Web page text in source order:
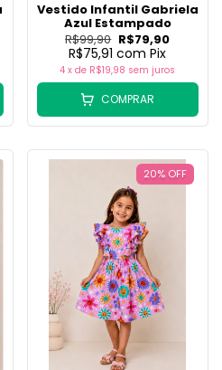
Vestido Infantil Gabriela
Azul Estampado
R$99,90 R$79,90
R$75,91com Pix
4 x de R$19,98 sem juros
COMPRAR
20% OFF